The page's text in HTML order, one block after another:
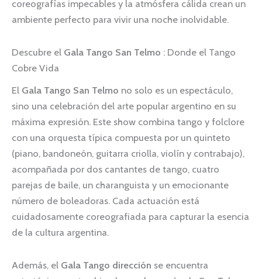
coreografías impecables y la atmósfera cálida crean un
ambiente perfecto para vivir una noche inolvidable.
Descubre el Gala Tango San Telmo : Donde el Tango
Cobre Vida
El Gala Tango San Telmo no solo es un espectáculo,
sino una celebración del arte popular argentino en su
máxima expresión. Este show combina tango y folclore
con una orquesta típica compuesta por un quinteto
(piano, bandoneón, guitarra criolla, violín y contrabajo),
acompañada por dos cantantes de tango, cuatro
parejas de baile, un charanguista y un emocionante
número de boleadoras. Cada actuación está
cuidadosamente coreografiada para capturar la esencia
de la cultura argentina.
Además, el Gala Tango dirección se encuentra